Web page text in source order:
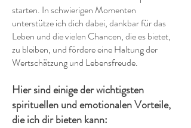
starten. In schwierigen Momenten
unterstütze ich dich dabei, dankbar für das
Leben und die vielen Chancen, die es bietet,
zu bleiben, und fördere eine Haltung der
Wertschätzung und Lebensfreude.
Hier sind einige der wichtigsten
spirituellen und emotionalen Vorteile,
die ich dir bieten kann: